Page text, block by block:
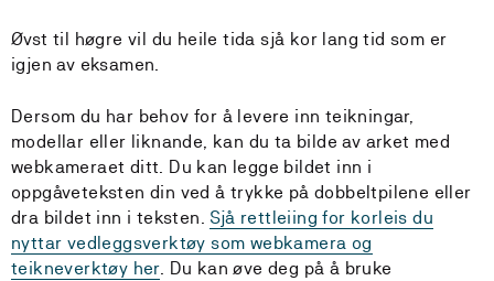
Øvst til høgre vil du heile tida sjå kor lang tid som er
igjen av eksamen.
Dersom du har behov for å levere inn teikningar,
modellar eller liknande, kan du ta bilde av arket med
webkameraet ditt. Du kan legge bildet inn i
oppgåveteksten din ved å trykke på dobbeltpilene eller
dra bildet inn i teksten. Sjå rettleiing for korleis du
nyttar vedleggsverktøy som webkamera og
teikneverktøy her. Du kan øve deg på å bruke